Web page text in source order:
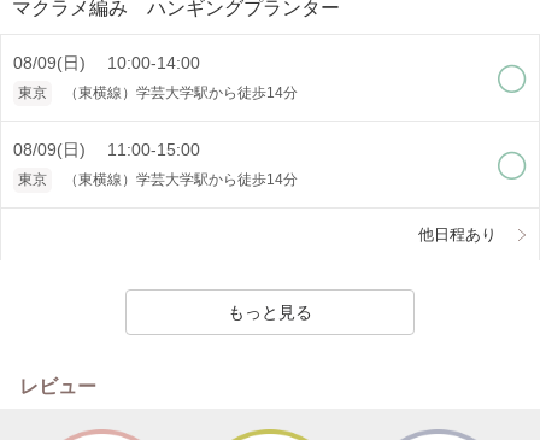
マクラメ編み ハンギングプランター
08/09(日) 10:00-14:00
東京 （東横線）学芸大学駅から徒歩14分
08/09(日) 11:00-15:00
東京 （東横線）学芸大学駅から徒歩14分
他日程あり
もっと見る
レビュー